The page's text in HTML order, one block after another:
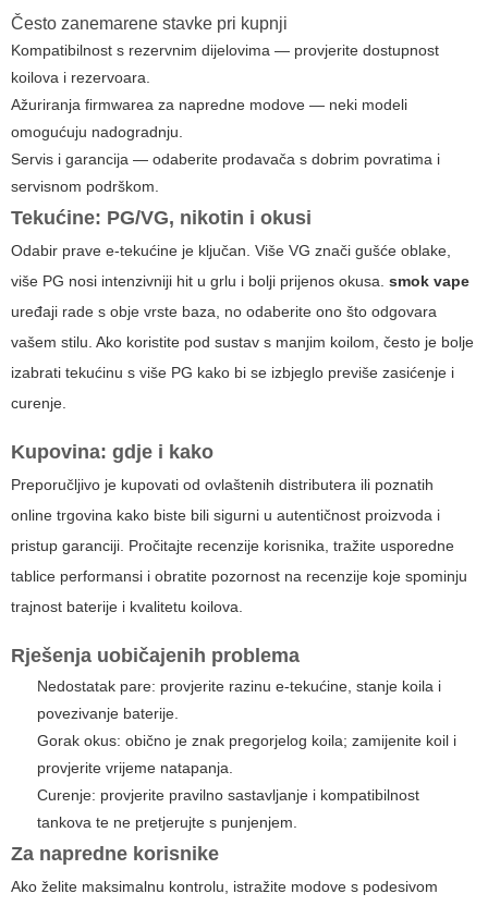
Često zanemarene stavke pri kupnji
Kompatibilnost s rezervnim dijelovima — provjerite dostupnost
koilova i rezervoara.
Ažuriranja firmwarea za napredne modove — neki modeli
omogućuju nadogradnju.
Servis i garancija — odaberite prodavača s dobrim povratima i
servisnom podrškom.
Tekućine: PG/VG, nikotin i okusi
Odabir prave e-tekućine je ključan. Više VG znači gušće oblake,
više PG nosi intenzivniji hit u grlu i bolji prijenos okusa. smok vape
uređaji rade s obje vrste baza, no odaberite ono što odgovara
vašem stilu. Ako koristite pod sustav s manjim koilom, često je bolje
izabrati tekućinu s više PG kako bi se izbjeglo previše zasićenje i
curenje.
Kupovina: gdje i kako
Preporučljivo je kupovati od ovlaštenih distributera ili poznatih
online trgovina kako biste bili sigurni u autentičnost proizvoda i
pristup garanciji. Pročitajte recenzije korisnika, tražite usporedne
tablice performansi i obratite pozornost na recenzije koje spominju
trajnost baterije i kvalitetu koilova.
Rješenja uobičajenih problema
Nedostatak pare: provjerite razinu e-tekućine, stanje koila i
povezivanje baterije.
Gorak okus: obično je znak pregorjelog koila; zamijenite koil i
provjerite vrijeme natapanja.
Curenje: provjerite pravilno sastavljanje i kompatibilnost
tankova te ne pretjerujte s punjenjem.
Za napredne korisnike
Ako želite maksimalnu kontrolu, istražite modove s podesivom